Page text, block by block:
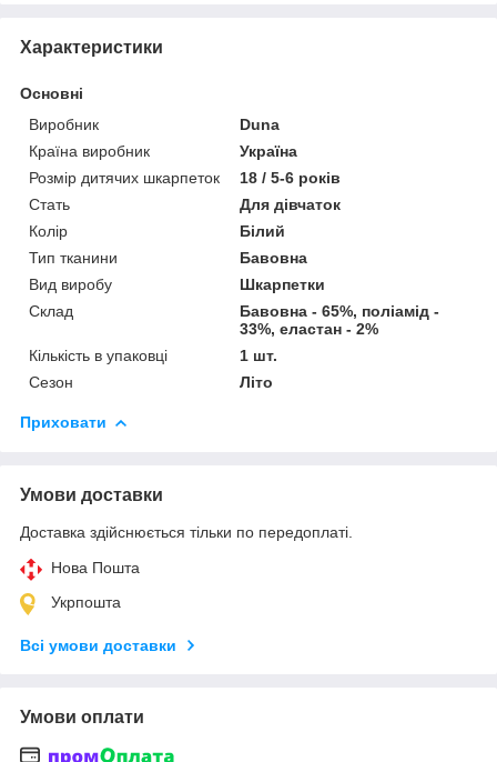
Характеристики
Основні
Виробник
Duna
Країна виробник
Україна
Розмір дитячих шкарпеток
18 / 5-6 років
Стать
Для дівчаток
Колір
Білий
Тип тканини
Бавовна
Вид виробу
Шкарпетки
Склад
Бавовна - 65%, поліамід -
33%, еластан - 2%
Кількість в упаковці
1 шт.
Сезон
Літо
Приховати
Умови доставки
Доставка здійснюється тільки по передоплаті.
Нова Пошта
Укрпошта
Всі умови доставки
Умови оплати